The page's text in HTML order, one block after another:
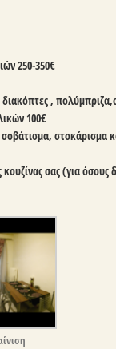
250-350€
,
100€
στοκάρισμα
σας (για